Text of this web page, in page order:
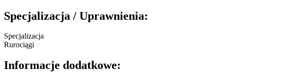
Specjalizacja / Uprawnienia:
Specjalizacja
Rurociągi
Informacje dodatkowe: